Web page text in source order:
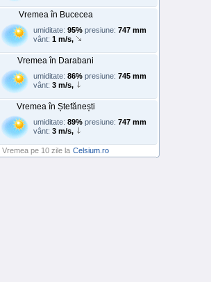
Vremea în Bucecea
umiditate: 95% presiune: 747 mm
vânt: 1 m/s,
Vremea în Darabani
umiditate: 86% presiune: 745 mm
vânt: 3 m/s,
Vremea în Ștefănești
umiditate: 89% presiune: 747 mm
vânt: 3 m/s,
Vremea pe 10 zile la Celsium.ro